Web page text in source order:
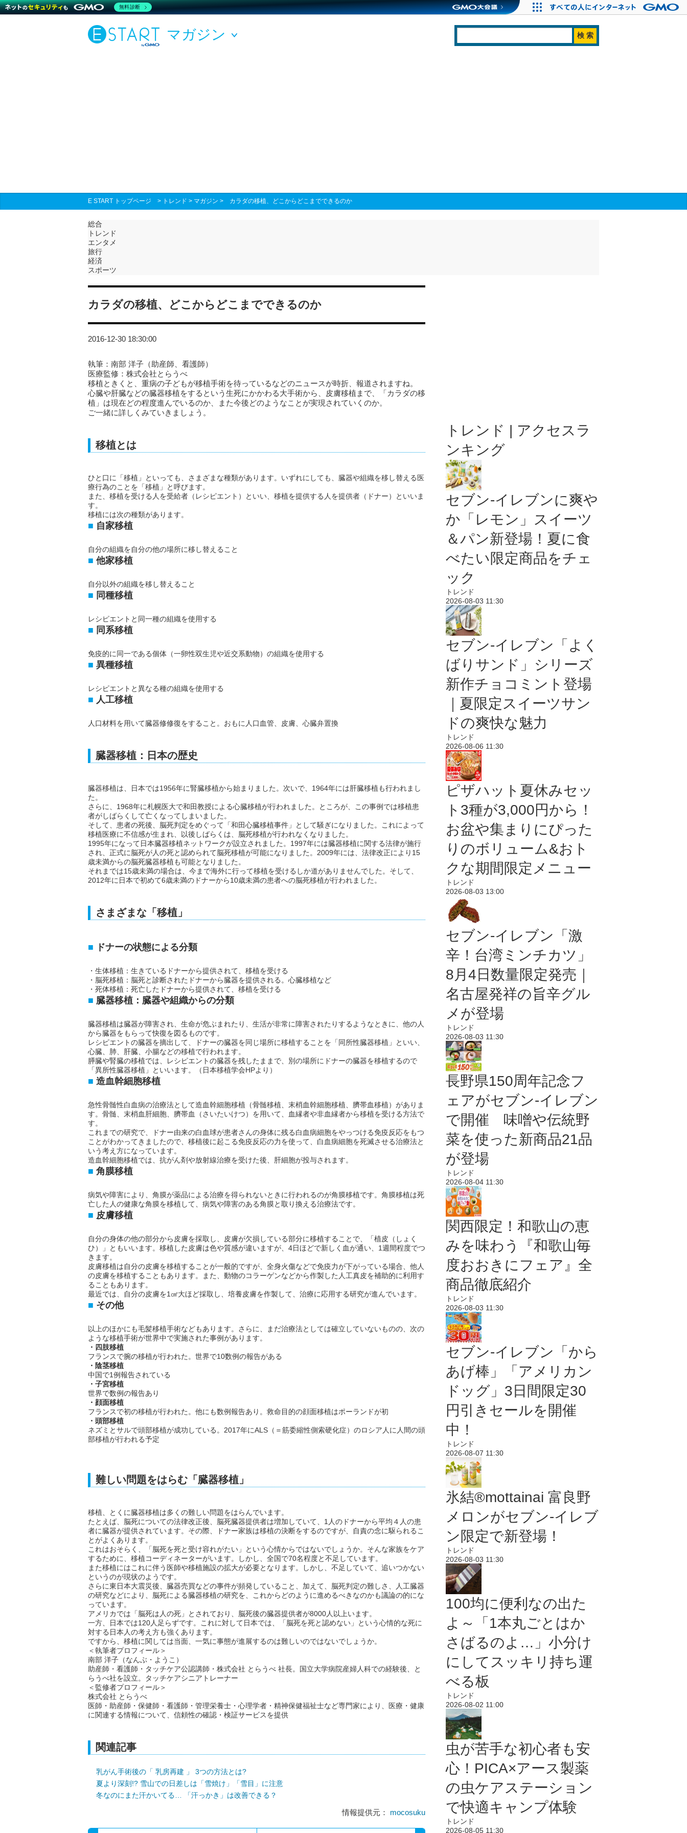
マガジン
E START トップページ > トレンド > マガジン > カラダの移植、どこからどこまでできるのか
総合
トレンド
エンタメ
旅行
経済
スポーツ
カラダの移植、どこからどこまでできるのか
2016-12-30 18:30:00
執筆：南部 洋子（助産師、看護師）
医療監修：株式会社とらうべ
移植ときくと、重病の子どもが移植手術を待っているなどのニュースが時折、報道されますね。
心臓や肝臓などの臓器移植をするという生死にかかわる大手術から、皮膚移植まで、「カラダの移
植」は現在どの程度進んでいるのか、また今後どのようなことが実現されていくのか。
ご一緒に詳しくみていきましょう。
移植とは
ひと口に「移植」といっても、さまざまな種類があります。いずれにしても、臓器や組織を移し替える医
療行為のことを「移植」と呼びます。
また、移植を受ける人を受給者（レシピエント）といい、移植を提供する人を提供者（ドナー）といいま
す。
移植には次の種類があります。
自家移植
自分の組織を自分の他の場所に移し替えること
他家移植
自分以外の組織を移し替えること
同種移植
レシピエントと同一種の組織を使用する
同系移植
免疫的に同一である個体（一卵性双生児や近交系動物）の組織を使用する
異種移植
レシピエントと異なる種の組織を使用する
人工移植
人口材料を用いて臓器修修復をすること。おもに人口血管、皮膚、心臓弁置換
臓器移植：日本の歴史
臓器移植は、日本では1956年に腎臓移植から始まりました。次いで、1964年には肝臓移植も行われまし
た。
さらに、1968年に札幌医大で和田教授による心臓移植が行われました。ところが、この事例では移植患
者がしばらくして亡くなってしまいました。
そして、患者の死後、脳死判定をめぐって「和田心臓移植事件」として騒ぎになりました。これによって
移植医療に不信感が生まれ、以後しばらくは、脳死移植が行われなくなりました。
1995年になって日本臓器移植ネットワークが設立されました。1997年には臓器移植に関する法律が施行
され、正式に脳死が人の死と認められて脳死移植が可能になりました。2009年には、法律改正により15
歳未満からの脳死臓器移植も可能となりました。
それまでは15歳未満の場合は、今まで海外に行って移植を受けるしか道がありませんでした。そして、
2012年に日本で初めて6歳未満のドナーから10歳未満の患者への脳死移植が行われました。
さまざまな「移植」
ドナーの状態による分類
・生体移植：生きているドナーから提供されて、移植を受ける
・脳死移植：脳死と診断されたドナーから臓器を提供される。心臓移植など
・死体移植：死亡したドナーから提供されて、移植を受ける
臓器移植：臓器や組織からの分類
臓器移植は臓器が障害され、生命が危ぶまれたり、生活が非常に障害されたりするようなときに、他の人
から臓器をもらって快復を図るものです。
レシピエントの臓器を摘出して、ドナーの臓器を同じ場所に移植することを「同所性臓器移植」といい、
心臓、肺、肝臓、小腸などの移植で行われます。
膵臓や腎臓の移植では、レシピエントの臓器を残したままで、別の場所にドナーの臓器を移植するので
「異所性臓器移植」といいます。（日本移植学会HPより）
造血幹細胞移植
急性骨髄性白血病の治療法として造血幹細胞移植（骨髄移植、末梢血幹細胞移植、臍帯血移植）がありま
す。骨髄、末梢血肝細胞、臍帯血（さいたいけつ）を用いて、血縁者や非血縁者から移植を受ける方法で
す。
これまでの研究で、ドナー由来の白血球が患者さんの身体に残る白血病細胞をやっつける免疫反応をもつ
ことがわかってきましたので、移植後に起こる免疫反応の力を使って、白血病細胞を死滅させる治療法と
いう考え方になっています。
造血幹細胞移植では、抗がん剤や放射線治療を受けた後、肝細胞が投与されます。
角膜移植
病気や障害により、角膜が薬品による治療を得られないときに行われるのが角膜移植です。角膜移植は死
亡した人の健康な角膜を移植して、病気や障害のある角膜と取り換える治療法です。
皮膚移植
自分の身体の他の部分から皮膚を採取し、皮膚が欠損している部分に移植することで、「植皮（しょく
ひ）」ともいいます。移植した皮膚は色や質感が違いますが、4日ほどで新しく血が通い、1週間程度でつ
きます。
皮膚移植は自分の皮膚を移植することが一般的ですが、全身火傷などで免疫力が下がっている場合、他人
の皮膚を移植することもあります。また、動物のコラーゲンなどから作製した人工真皮を補助的に利用す
ることもあります。
最近では、自分の皮膚を1㎠大ほど採取し、培養皮膚を作製して、治療に応用する研究が進んでいます。
その他
以上のほかにも毛髪移植手術などもあります。さらに、まだ治療法としては確立していないものの、次の
ような移植手術が世界中で実施された事例があります。
・四肢移植
フランスで腕の移植が行われた。世界で10数例の報告がある
・陰茎移植
中国で1例報告されている
・子宮移植
世界で数例の報告あり
・顔面移植
フランスで初の移植が行われた。他にも数例報告あり。救命目的の顔面移植はポーランドが初
・頭部移植
ネズミとサルで頭部移植が成功している。2017年にALS（＝筋委縮性側索硬化症）のロシア人に人間の頭
部移植が行われる予定
難しい問題をはらむ「臓器移植」
移植、とくに臓器移植は多くの難しい問題をはらんでいます。
たとえば、脳死についての法律改正後、脳死臓器提供者は増加していて、1人のドナーから平均４人の患
者に臓器が提供されています。その際、ドナー家族は移植の決断をするのですが、自責の念に駆られるこ
とがよくあります。
これはおそらく、「脳死を死と受け容れがたい」という心情からではないでしょうか。そんな家族をケア
するために、移植コーディネーターがいます。しかし、全国で70名程度と不足しています。
また移植にはこれに伴う医師や移植施設の拡大が必要となります。しかし、不足していて、追いつかない
というのが現状のようです。
さらに東日本大震災後、臓器売買などの事件が頻発していること、加えて、脳死判定の難しさ、人工臓器
の研究などにより、脳死による臓器移植の研究を、これからどのように進めるべきなのかも議論の的にな
っています。
アメリカでは「脳死は人の死」とされており、脳死後の臓器提供者が8000人以上います。
一方、日本では120人足らずです。これに対して日本では、「脳死を死と認めない」という心情的な死に
対する日本人の考え方も強くあります。
ですから、移植に関しては当面、一気に事態が進展するのは難しいのではないでしょうか。
＜執筆者プロフィール＞
南部 洋子（なんぶ・ようこ）
助産師・看護師・タッチケア公認講師・株式会社 とらうべ 社長。国立大学病院産婦人科での経験後、と
らうべ社を設立。タッチケアシニアトレーナー
＜監修者プロフィール＞
株式会社 とらうべ
医師・助産師・保健師・看護師・管理栄養士・心理学者・精神保健福祉士など専門家により、医療・健康
に関連する情報について、信頼性の確認・検証サービスを提供
関連記事
乳がん手術後の「 乳房再建 」 3つの方法とは?
夏より深刻!? 雪山での日差しは「雪焼け」「雪目」に注意
冬なのにまた汗かいてる… 「汗っかき」は改善できる？
情報提供元： mocosuku
トレンド | アクセスラ
ンキング
セブン‐イレブンに爽や
か「レモン」スイーツ
＆パン新登場！夏に食
べたい限定商品をチェ
ック
トレンド
2026-08-03 11:30
セブン‐イレブン「よく
ばりサンド」シリーズ
新作チョコミント登場
｜夏限定スイーツサン
ドの爽快な魅力
トレンド
2026-08-06 11:30
ピザハット夏休みセッ
ト3種が3,000円から！
お盆や集まりにぴった
りのボリューム&おト
クな期間限定メニュー
トレンド
2026-08-03 13:00
セブン-イレブン「激
辛！台湾ミンチカツ」
8月4日数量限定発売｜
名古屋発祥の旨辛グル
メが登場
トレンド
2026-08-03 11:30
長野県150周年記念フ
ェアがセブン-イレブン
で開催 味噌や伝統野
菜を使った新商品21品
が登場
トレンド
2026-08-04 11:30
関西限定！和歌山の恵
みを味わう『和歌山毎
度おおきにフェア』全
商品徹底紹介
トレンド
2026-08-03 11:30
セブン‐イレブン「から
あげ棒」「アメリカン
ドッグ」3日間限定30
円引きセールを開催
中！
トレンド
2026-08-07 11:30
氷結®mottainai 富良野
メロンがセブン‐イレブ
ン限定で新登場！
トレンド
2026-08-03 11:30
100均に便利なの出た
よ～「1本丸ごとはか
さばるのよ…」小分け
にしてスッキリ持ち運
べる板
トレンド
2026-08-02 11:00
虫が苦手な初心者も安
心！PICA×アース製薬
の虫ケアステーション
で快適キャンプ体験
トレンド
2026-08-05 11:30
無料診断